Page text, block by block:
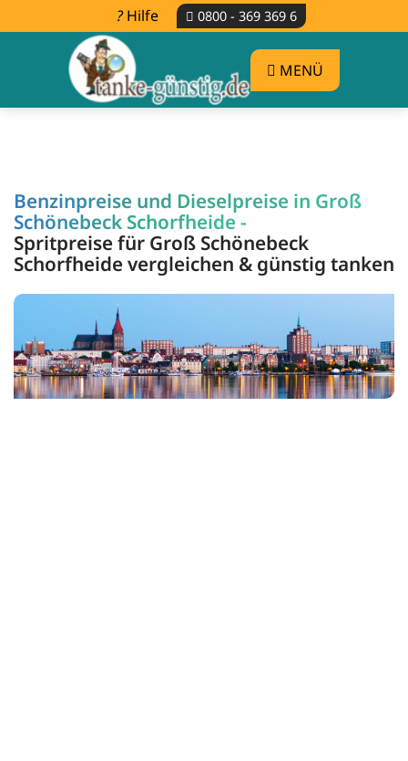
Hilfe 0800 - 369 369 6
MENÜ
Benzinpreise und Dieselpreise in Groß
Schönebeck Schorfheide -
Spritpreise für Groß Schönebeck
Schorfheide vergleichen & günstig tanken